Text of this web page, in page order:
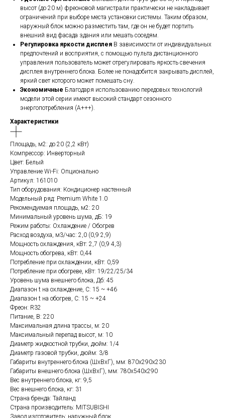
высот (до 20 м) фреоновой магистрали практически не накладывает
ограничений при выборе места установки системы. Таким образом,
наружный блок можно разместить там, где он не будет портить
внешний вид фасада здания или мешать соседям.
Регулировка яркости дисплея В зависимости от индивидуальных
предпочтений и восприятия, с помощью пульта дистанционного
управления пользователь может отрегулировать яркость свечения
дисплея внутреннего блока. Более не понадобится закрывать дисплей,
яркий свет которого может помешать сну.
Экономичные Благодаря использованию передовых технологий
модели этой серии имеют высокий стандарт сезонного
энергопотребления (А+++).
Характеристики
Площадь, м2: до 20 (2,2 кВт)
Компрессор: Инверторный
Цвет: Белый
Управление Wi-Fi: Опционально
Артикул: 161010
Тип оборудования: Кондиционер настенный
Модельный ряд: Premium White 1.0
Рекомендуемая площадь, м2: 20
Минимальный уровень шума, дБ: 19
Режим работы: Охлаждение / Обогрев
Расход воздуха, м3/час: 2,0 (0,9 2,9)
Мощность охлаждения, кВт: 2,7 (0,9 4,3)
Мощность обогрева, кВт: 0,44
Потребление при охлаждении, кВт: 0,59
Потребление при обогреве, кВт: 19/22/25/34
Уровень шума внешнего блока, Дб: 45
Диапазон t на охлаждение, C: 15 ~ +46
Диапазон t на обогрев, C: 15 ~ +24
Фреон: R32
Питание, В: 220
Максимальная длина трассы, м: 20
Максимальный перепад высот, м: 10
Диаметр жидкостной трубки, дюйм: 1/4
Диаметр газовой трубки, дюйм: 3/8
Габариты внутреннего блока (ШхВхГ), мм: 870х290х230
Габариты внешнего блока (ШхВхГ), мм: 780x540x290
Вес внутреннего блока, кг: 9,5
Вес внешнего блока, кг: 31
Страна бренда: Тайланд
Страна производитель: MITSUBISHI
Завод изготовитель: наружный блок